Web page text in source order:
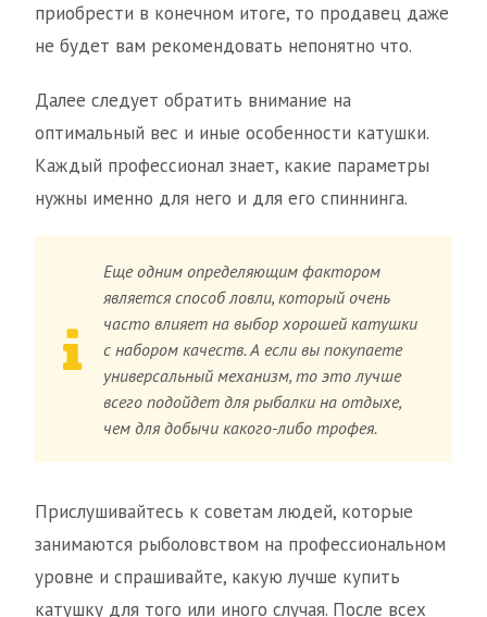
приобрести в конечном итоге, то продавец даже
не будет вам рекомендовать непонятно что.
Далее следует обратить внимание на
оптимальный вес и иные особенности катушки.
Каждый профессионал знает, какие параметры
нужны именно для него и для его спиннинга.
Еще одним определяющим фактором
является способ ловли, который очень
часто влияет на выбор хорошей катушки
с набором качеств. А если вы покупаете
универсальный механизм, то это лучше
всего подойдет для рыбалки на отдыхе,
чем для добычи какого-либо трофея.
Прислушивайтесь к советам людей, которые
занимаются рыболовством на профессиональном
уровне и спрашивайте, какую лучше купить
катушку для того или иного случая. После всех